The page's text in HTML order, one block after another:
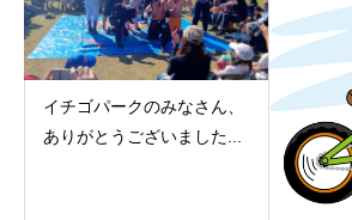
イチゴパークのみなさん、
ありがとうございました...